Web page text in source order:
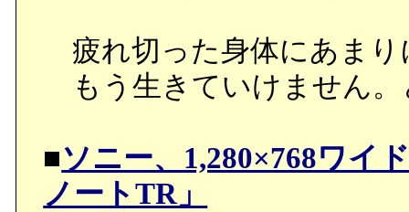
疲れ切った身体にあまり
もう生きていけません。
■ソニー、1,280×768ワイ
ノートTR」